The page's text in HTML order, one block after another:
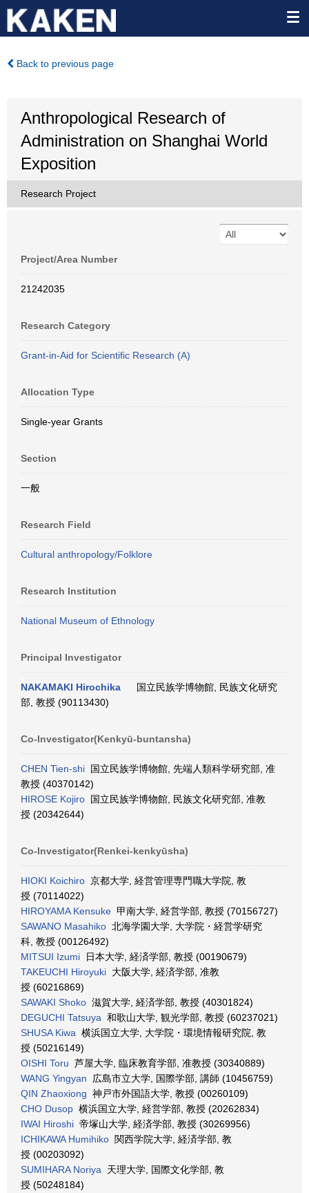
Back to previous page
Anthropological Research of
Administration on Shanghai World
Exposition
Research Project
Project/Area Number
21242035
Research Category
Grant-in-Aid for Scientific Research (A)
Allocation Type
Single-year Grants
Section
一般
Research Field
Cultural anthropology/Folklore
Research Institution
National Museum of Ethnology
Principal Investigator
NAKAMAKI Hirochika
国立民族学博物館, 民族文化研究
部, 教授 (90113430)
Co-Investigator(Kenkyū-buntansha)
CHEN Tien-shi 国立民族学博物館, 先端人類科学研究部, 准
教授 (40370142)
HIROSE Kojiro 国立民族学博物館, 民族文化研究部, 准教
授 (20342644)
Co-Investigator(Renkei-kenkyūsha)
HIOKI Koichiro 京都大学, 経営管理専門職大学院, 教
授 (70114022)
HIROYAMA Kensuke 甲南大学, 経営学部, 教授 (70156727)
SAWANO Masahiko 北海学園大学, 大学院・経営学研究
科, 教授 (00126492)
MITSUI Izumi 日本大学, 経済学部, 教授 (00190679)
TAKEUCHI Hiroyuki 大阪大学, 経済学部, 准教
授 (60216869)
SAWAKI Shoko 滋賀大学, 経済学部, 教授 (40301824)
DEGUCHI Tatsuya 和歌山大学, 観光学部, 教授 (60237021)
SHUSA Kiwa 横浜国立大学, 大学院・環境情報研究院, 教
授 (50216149)
OISHI Toru 芦屋大学, 臨床教育学部, 准教授 (30340889)
WANG Yingyan 広島市立大学, 国際学部, 講師 (10456759)
QIN Zhaoxiong 神戸市外国語大学, 教授 (00260109)
CHO Dusop 横浜国立大学, 経営学部, 教授 (20262834)
IWAI Hiroshi 帝塚山大学, 経済学部, 教授 (30269956)
ICHIKAWA Humihiko 関西学院大学, 経済学部, 教
授 (00203092)
SUMIHARA Noriya 天理大学, 国際文化学部, 教
授 (50248184)